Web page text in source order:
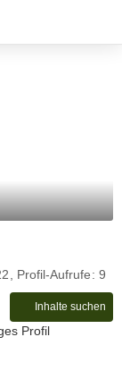
Profil-Aufrufe 9
Inhalte suchen
Profil